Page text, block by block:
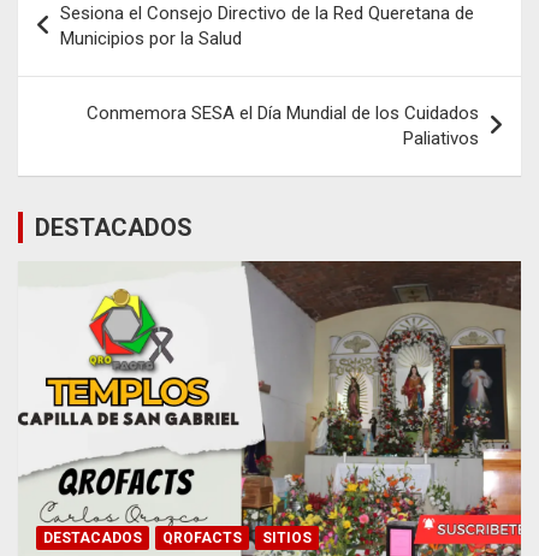
de
entradas
Sesiona el Consejo Directivo de la Red Queretana de
Municipios por la Salud
Conmemora SESA el Día Mundial de los Cuidados
Paliativos
DESTACADOS
DESTACADOS QROFACTS SITIOS